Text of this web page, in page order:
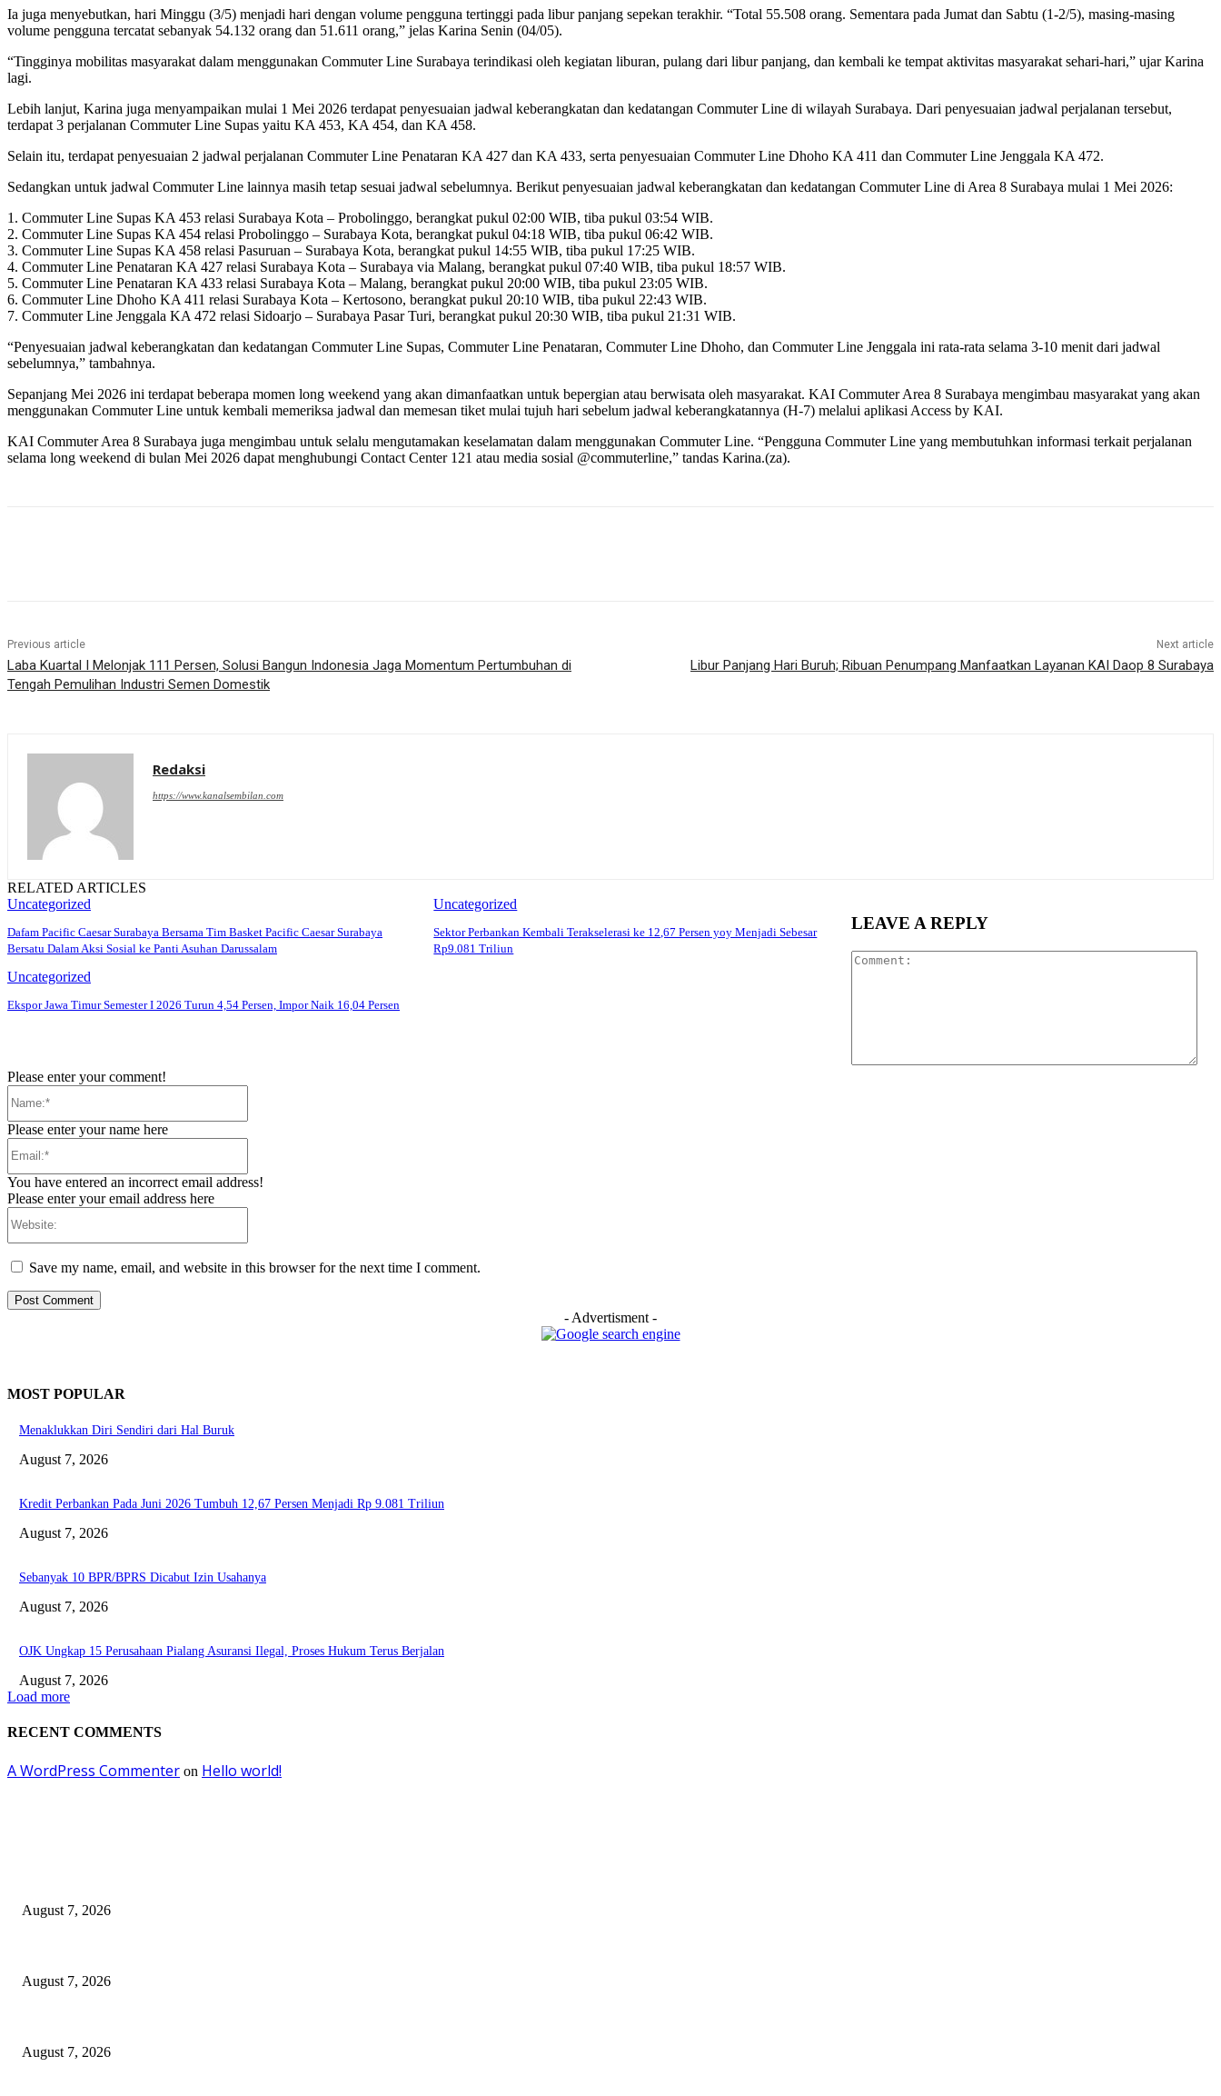
Ia juga menyebutkan, hari Minggu (3/5) menjadi hari dengan volume pengguna tertinggi pada libur panjang sepekan terakhir. “Total 55.508 orang. Sementara pada Jumat dan Sabtu (1-2/5), masing-masing
volume pengguna tercatat sebanyak 54.132 orang dan 51.611 orang,” jelas Karina Senin (04/05).
“Tingginya mobilitas masyarakat dalam menggunakan Commuter Line Surabaya terindikasi oleh kegiatan liburan, pulang dari libur panjang, dan kembali ke tempat aktivitas masyarakat sehari-hari,” ujar Karina
lagi.
Lebih lanjut, Karina juga menyampaikan mulai 1 Mei 2026 terdapat penyesuaian jadwal keberangkatan dan kedatangan Commuter Line di wilayah Surabaya. Dari penyesuaian jadwal perjalanan tersebut,
terdapat 3 perjalanan Commuter Line Supas yaitu KA 453, KA 454, dan KA 458.
Selain itu, terdapat penyesuaian 2 jadwal perjalanan Commuter Line Penataran KA 427 dan KA 433, serta penyesuaian Commuter Line Dhoho KA 411 dan Commuter Line Jenggala KA 472.
Sedangkan untuk jadwal Commuter Line lainnya masih tetap sesuai jadwal sebelumnya. Berikut penyesuaian jadwal keberangkatan dan kedatangan Commuter Line di Area 8 Surabaya mulai 1 Mei 2026:
1. Commuter Line Supas KA 453 relasi Surabaya Kota – Probolinggo, berangkat pukul 02:00 WIB, tiba pukul 03:54 WIB.
2. Commuter Line Supas KA 454 relasi Probolinggo – Surabaya Kota, berangkat pukul 04:18 WIB, tiba pukul 06:42 WIB.
3. Commuter Line Supas KA 458 relasi Pasuruan – Surabaya Kota, berangkat pukul 14:55 WIB, tiba pukul 17:25 WIB.
4. Commuter Line Penataran KA 427 relasi Surabaya Kota – Surabaya via Malang, berangkat pukul 07:40 WIB, tiba pukul 18:57 WIB.
5. Commuter Line Penataran KA 433 relasi Surabaya Kota – Malang, berangkat pukul 20:00 WIB, tiba pukul 23:05 WIB.
6. Commuter Line Dhoho KA 411 relasi Surabaya Kota – Kertosono, berangkat pukul 20:10 WIB, tiba pukul 22:43 WIB.
7. Commuter Line Jenggala KA 472 relasi Sidoarjo – Surabaya Pasar Turi, berangkat pukul 20:30 WIB, tiba pukul 21:31 WIB.
“Penyesuaian jadwal keberangkatan dan kedatangan Commuter Line Supas, Commuter Line Penataran, Commuter Line Dhoho, dan Commuter Line Jenggala ini rata-rata selama 3-10 menit dari jadwal
sebelumnya,” tambahnya.
Sepanjang Mei 2026 ini terdapat beberapa momen long weekend yang akan dimanfaatkan untuk bepergian atau berwisata oleh masyarakat. KAI Commuter Area 8 Surabaya mengimbau masyarakat yang akan
menggunakan Commuter Line untuk kembali memeriksa jadwal dan memesan tiket mulai tujuh hari sebelum jadwal keberangkatannya (H-7) melalui aplikasi Access by KAI.
KAI Commuter Area 8 Surabaya juga mengimbau untuk selalu mengutamakan keselamatan dalam menggunakan Commuter Line. “Pengguna Commuter Line yang membutuhkan informasi terkait perjalanan
selama long weekend di bulan Mei 2026 dapat menghubungi Contact Center 121 atau media sosial @commuterline,” tandas Karina.(za).
Previous article
Laba Kuartal I Melonjak 111 Persen, Solusi Bangun Indonesia Jaga Momentum Pertumbuhan di
Tengah Pemulihan Industri Semen Domestik
Next article
Libur Panjang Hari Buruh; Ribuan Penumpang Manfaatkan Layanan KAI Daop 8 Surabaya
Redaksi
https://www.kanalsembilan.com
RELATED ARTICLES
Uncategorized
Dafam Pacific Caesar Surabaya Bersama Tim Basket Pacific Caesar Surabaya
Bersatu Dalam Aksi Sosial ke Panti Asuhan Darussalam
Uncategorized
Sektor Perbankan Kembali Terakselerasi ke 12,67 Persen yoy Menjadi Sebesar
Rp9.081 Triliun
Uncategorized
Ekspor Jawa Timur Semester I 2026 Turun 4,54 Persen, Impor Naik 16,04 Persen
LEAVE A REPLY
Please enter your comment!
Please enter your name here
You have entered an incorrect email address!
Please enter your email address here
Save my name, email, and website in this browser for the next time I comment.
- Advertisment -
MOST POPULAR
Menaklukkan Diri Sendiri dari Hal Buruk
August 7, 2026
Kredit Perbankan Pada Juni 2026 Tumbuh 12,67 Persen Menjadi Rp 9.081 Triliun
August 7, 2026
Sebanyak 10 BPR/BPRS Dicabut Izin Usahanya
August 7, 2026
OJK Ungkap 15 Perusahaan Pialang Asuransi Ilegal, Proses Hukum Terus Berjalan
August 7, 2026
Load more
RECENT COMMENTS
A WordPress Commenter on Hello world!
August 7, 2026
August 7, 2026
August 7, 2026